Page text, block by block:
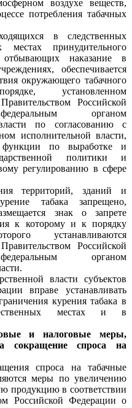
воздухе веществ,
потребления табачных
в следственных
местах принудительного
наказание в
обеспечивается
окружающего табачного
установленном
Российской
органом
по согласованию с
исполнительной власти,
функции по выработке и
политики и
регулированию в сфере
территорий, зданий и
табака запрещено,
знак о запрете
к которому и к порядку
устанавливаются
Российской
органом
власти субъектов
вправе устанавливать
курения табака в
местах и в
и налоговые меры,
сокращение спроса на
спроса на табачные
меры по увеличению
продукцию в соответствии
Российской Федерации о